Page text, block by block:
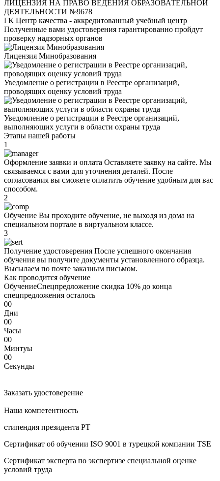
ЛИЦЕНЗИЯ НА ПРАВО ВЕДЕНИЯ ОБРАЗОВАТЕЛЬНОЙ
ДЕЯТЕЛЬНОСТИ №9678
ГК Центр качества - аккредитованный учебный центр
Полученные вами удостоверения гарантированно пройдут
проверку надзорных органов
Лицензия Минобразования
Уведомление о регистрации в Реестре организаций,
проводящих оценку условий труда
Уведомление о регистрации в Реестре организаций,
выполняющих услуги в области охраны труда
Этапы нашей работы
1
Оформление заявки и оплата Оставляете заявку на сайте. Мы
связываемся с вами для уточнения деталей. После
согласования вы сможете оплатить обучение удобным для вас
способом.
2
Oбучeние Вы проходите oбучeние, не выходя из дома на
специальном портале в виртуальном классе.
3
Получение удостоверения После успешного окончания
oбучeния вы получите документы установленного образца.
Высылаем по почте заказным письмом.
Как проводится oбучeние
OбучeниеСпецпредложение скидка 10% до конца
спецпредложения осталось
00
Дни
00
Часы
00
Минтуы
00
Секунды
Заказать удостоверение
Наша компетентность
стипендия президента РТ
Сертификат об oбучeнии ISO 9001 в турецкой компании TSE
Сертификат эксперта по экспертизе специальной оценке
условий труда